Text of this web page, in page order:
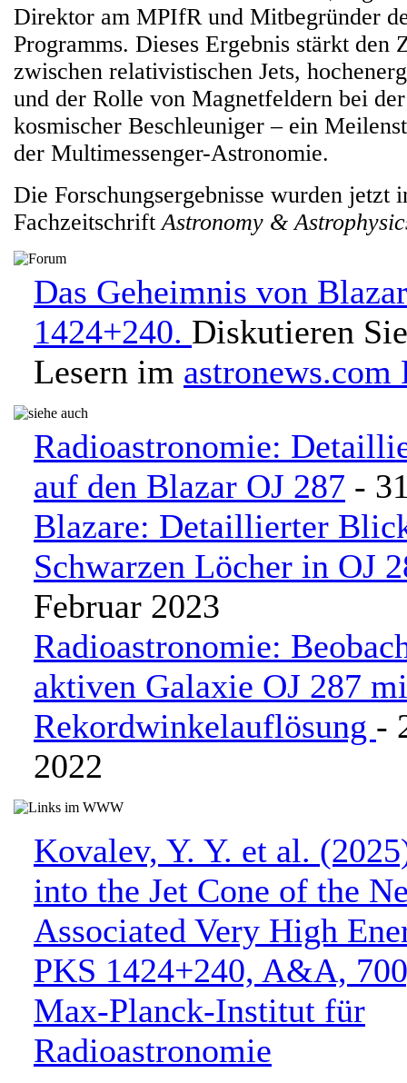
Direktor am MPIfR und Mitbegründer
Programms. Dieses Ergebnis stärkt den
zwischen relativistischen Jets,
und der Rolle von Magnetfeldern bei
kosmischer Beschleuniger – ein
der Multimessenger-Astronomie.
Die Forschungsergebnisse wurden jetzt
FachzeitschriftAstronomy &
Das Geheimnis von
1424+240. Diskutieren
Lesern im astronews.com
Radioastronomie:
auf den Blazar OJ 287 -
Blazare: Detaillierter
Schwarzen Löcher in OJ
Februar 2023
Radioastronomie:
aktiven Galaxie OJ 287
Rekordwinkelauflösung -
2022
Kovalev, Y. Y. et al.
into the Jet Cone of the
Associated Very High
PKS 1424+240, A&A,
Max-Planck-Institut für
Radioastronomie